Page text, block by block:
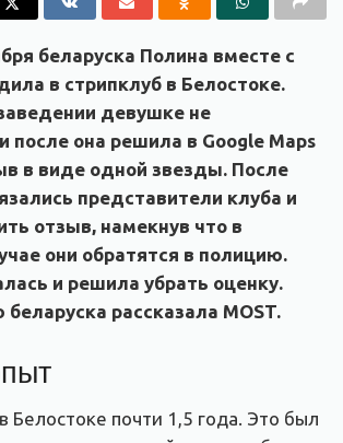
беларуска Полина вместе с
в стрипклуб в Белостоке.
девушке не
после она решила в Google Maps
в виде одной звезды. После
представители клуба и
отзыв, намекнув что в
они обратятся в полицию.
и решила убрать оценку.
рассказала MOST.
Белостоке почти 1,5 года. Это был